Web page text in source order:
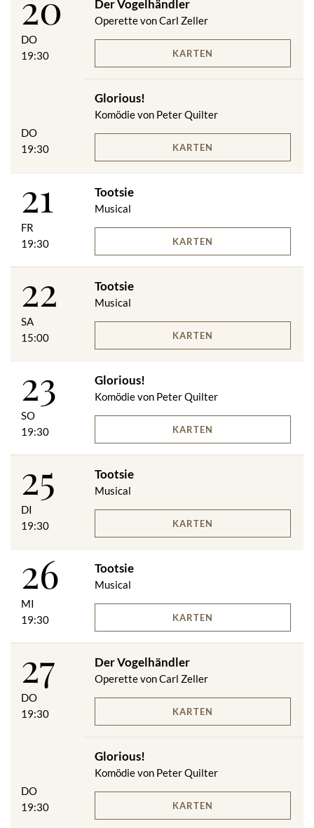
DO
19:30
Der Vogelhändler
Operette von Carl Zeller
KARTEN
DO
19:30
Glorious!
Komödie von Peter Quilter
KARTEN
21
FR
19:30
Tootsie
Musical
KARTEN
22
SA
15:00
Tootsie
Musical
KARTEN
23
SO
19:30
Glorious!
Komödie von Peter Quilter
KARTEN
25
DI
19:30
Tootsie
Musical
KARTEN
26
MI
19:30
Tootsie
Musical
KARTEN
27
DO
19:30
Der Vogelhändler
Operette von Carl Zeller
KARTEN
DO
19:30
Glorious!
Komödie von Peter Quilter
KARTEN